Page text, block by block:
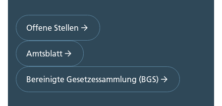
Offene Stellen
Amtsblatt
Bereinigte Gesetzessammlung (BGS)